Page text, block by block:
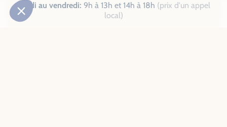
Lundi au vendredi: 9h à 13h et 14h à 18h (prix d'un appel
local)